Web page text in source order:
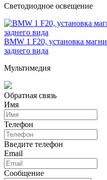
Светодиодное освещение
BMW 1 F20, установка
заднего вида
Мультимедия
Обратная связь
Имя
Телефон
Введите телефон
Email
Сообщение